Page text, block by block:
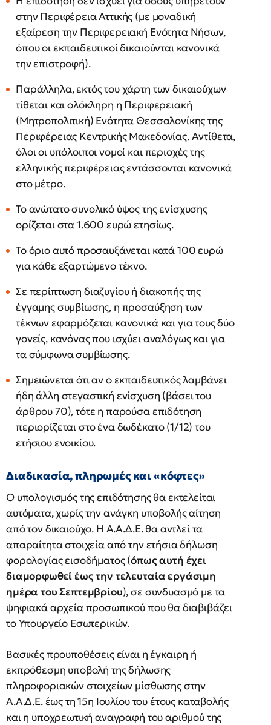
στην Περιφέρεια Αττικής (με μοναδική
εξαίρεση την Περιφερειακή Ενότητα Νήσων,
όπου οι εκπαιδευτικοί δικαιούνται κανονικά
την επιστροφή).
Παράλληλα, εκτός του χάρτη των δικαιούχων
τίθεται και ολόκληρη η Περιφερειακή
(Μητροπολιτική) Ενότητα Θεσσαλονίκης της
Περιφέρειας Κεντρικής Μακεδονίας. Αντίθετα,
όλοι οι υπόλοιποι νομοί και περιοχές της
ελληνικής περιφέρειας εντάσσονται κανονικά
στο μέτρο.
Το ανώτατο συνολικό ύψος της ενίσχυσης
ορίζεται στα 1.600 ευρώ ετησίως.
Το όριο αυτό προσαυξάνεται κατά 100 ευρώ
για κάθε εξαρτώμενο τέκνο.
Σε περίπτωση διαζυγίου ή διακοπής της
έγγαμης συμβίωσης, η προσαύξηση των
τέκνων εφαρμόζεται κανονικά και για τους δύο
γονείς, κανόνας που ισχύει αναλόγως και για
τα σύμφωνα συμβίωσης.
Σημειώνεται ότι αν ο εκπαιδευτικός λαμβάνει
ήδη άλλη στεγαστική ενίσχυση (βάσει του
άρθρου 70), τότε η παρούσα επιδότηση
περιορίζεται στο ένα δωδέκατο (1/12) του
ετήσιου ενοικίου.
Διαδικασία, πληρωμές και «κόφτες»
Ο υπολογισμός της επιδότησης θα εκτελείται
αυτόματα, χωρίς την ανάγκη υποβολής αίτηση
από τον δικαιούχο. Η Α.Α.Δ.Ε. θα αντλεί τα
απαραίτητα στοιχεία από την ετήσια δήλωση
φορολογίας εισοδήματος (όπως αυτή έχει
διαμορφωθεί έως την τελευταία εργάσιμη
ημέρα του Σεπτεμβρίου), σε συνδυασμό με τα
ψηφιακά αρχεία προσωπικού που θα διαβιβάζει
το Υπουργείο Εσωτερικών.
Βασικές προυποθέσεις είναι η έγκαιρη ή
εκπρόθεσμη υποβολή της δήλωσης
πληροφοριακών στοιχείων μίσθωσης στην
Α.Α.Δ.Ε. έως τη 15η Ιουλίου του έτους καταβολής
και η υποχρεωτική αναγραφή του αριθμού της